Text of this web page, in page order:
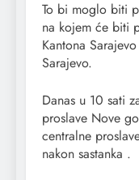
To bi moglo biti
na kojem će biti
Kantona
Sarajevo.
Danas u 10 sati
proslave Nove
centralne
nakon sastanka .